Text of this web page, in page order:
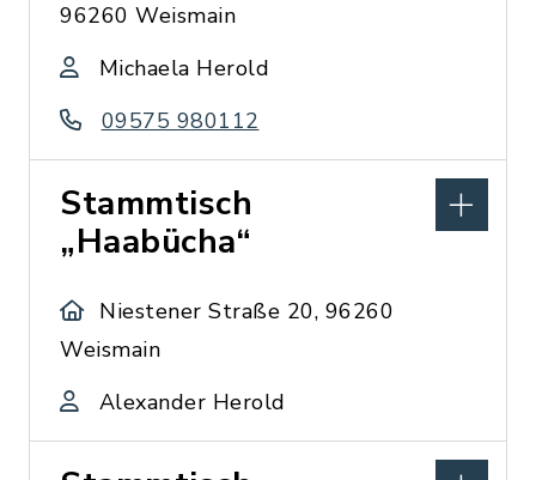
96260 Weismain
Michaela Herold
09575 980112
Stammtisch
„Haabücha“
Niestener Straße 20, 96260
Weismain
Alexander Herold